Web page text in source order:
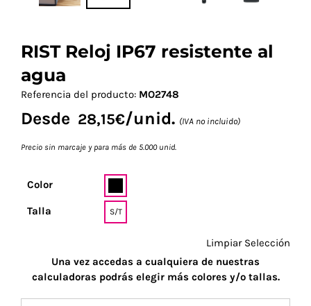
RIST Reloj IP67 resistente al
agua
Referencia del producto: MO2748
Desde 28,15€/unid. (IVA no incluido)
Precio sin marcaje y para más de 5.000 unid.
Color
Talla S/T
Limpiar Selección
Una vez accedas a cualquiera de nuestras
calculadoras podrás elegir más colores y/o tallas.